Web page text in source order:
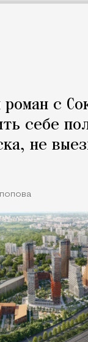
с
себе
не